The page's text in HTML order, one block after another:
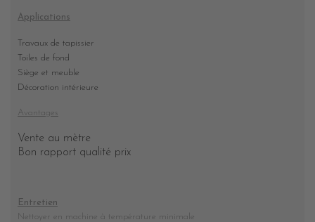
Applications
Travaux de tapissier
Toiles de fond
Siège et meuble
Décoration intérieure
Avantages
Vente au mètre
Bon rapport qualité prix
Entretien
Nettoyer en machine à température minimale